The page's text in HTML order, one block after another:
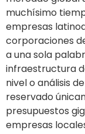
muchísimo
empresas
corporaciones
a una sola
infraestructura
nivel o análisis
reservado
presupuestos
empresas